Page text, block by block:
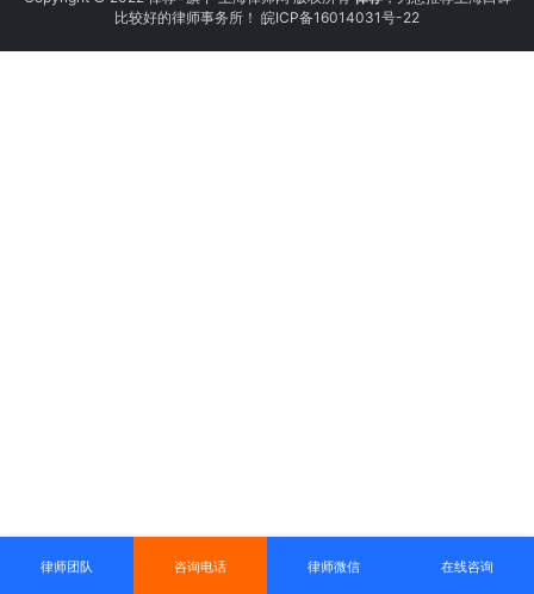
比较好的律师事务所！ 皖ICP备16014031号-22
律师团队 咨询电话 律师微信 在线咨询